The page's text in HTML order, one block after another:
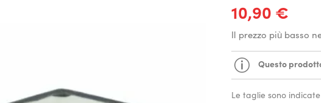
10,90 €
Il prezzo più basso
Questo
Le taglie sono